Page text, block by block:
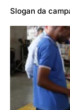
Slogan da